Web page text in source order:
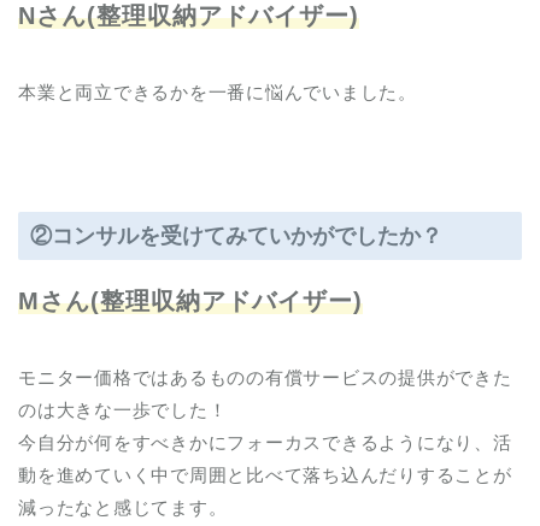
Nさん(整理収納アドバイザー)
本業と両立できるかを一番に悩んでいました。
②コンサルを受けてみていかがでしたか？
Mさん(整理収納アドバイザー)
モニター価格ではあるものの有償サービスの提供ができた
のは大きな一歩でした！
今自分が何をすべきかにフォーカスできるようになり、活
動を進めていく中で周囲と比べて落ち込んだりすることが
減ったなと感じてます。